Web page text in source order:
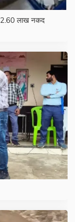
2.60 लाख नकद